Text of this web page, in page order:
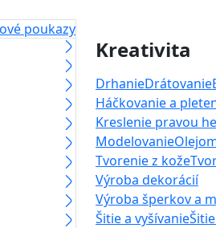
poukazy
Kreativita
DrhanieDrátovanie
Háčkovanie a
Kreslenie pravou
Modelovanie
Tvorenie z kože
Výroba dekorácií
Výroba šperkov a
Šitie a vyšívanie